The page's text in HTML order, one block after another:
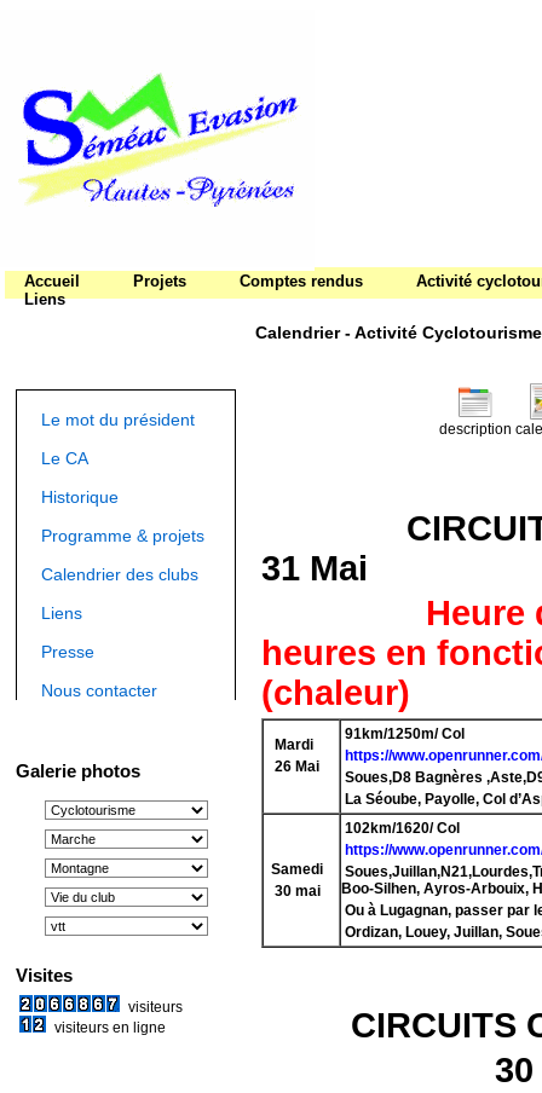
Accueil Projets Comptes rendus
Activité
Liens
Le mot du président
Le CA
Historique
Programme & projets
Calendrier des clubs
Liens
Presse
Nous contacter
Galerie photos
Visites
visiteurs
visiteurs en ligne
Calendrier - Activité Cyclotourisme
description
31 Mai
Heure de
heures en
(chaleur)
Mardi
26 Mai
91km/1250m/ Col
https://
Soues,D8 Bagnères
La Séoube, Payolle, Col
Samedi
30 mai
102km/1620/ Col
https://
Boo-Silhen, Ayros-Arbouix,
Ou à Lugagnan, passer par
Ordizan, Louey, Juillan,
CIRCUITS